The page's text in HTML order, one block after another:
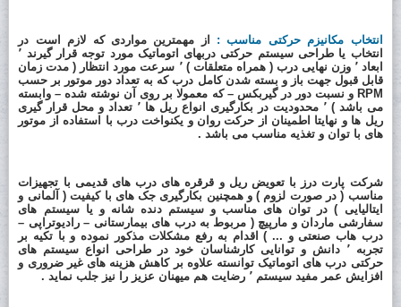
انتخاب مکانیزم حرکتی مناسب :
از مهمترین مواردی که لازم است در
انتخاب یا طراحی سیستم حرکتی دربهای اتوماتیک مورد توجه قرار گیرند ٬
ابعاد ٬ وزن نهایی درب ( همراه متعلقات ) ٬ سرعت مورد انتظار ( مدت زمان
قابل قبول جهت باز و بسته شدن کامل درب که به تعداد دور موتور بر حسب
RPM و نسبت دور در گیربکس – که معمولا بر روی آن نوشته شده – وابسته
می باشد ) ٬ محدودیت در بکارگیری انواع ریل ها ٬ تعداد و محل قرار گیری
ریل ها و نهایتا اطمینان از حرکت روان و یکنواخت درب با استفاده از موتور
های با توان و تغذیه مناسب می باشد .
شرکت پارت درز با تعویض ریل و قرقره های درب های قدیمی با تجهیزات
مناسب ( در صورت لزوم ) و همچنین بکارگیری جک های با کیفیت ( آلمانی و
ایتالیایی ) در توان های مناسب و سیستم دنده شانه و یا سیستم های
سفارشی ماردان و مارپیچ ( مربوط به درب های بیمارستانی – رادیوتراپی –
درب هاب صنعتی و ... ) اقدام به رفع مشکلات مذکور نموده و با تکیه بر
تجربه ٬ دانش و توانایی کارشناسان خود در طراحی انواع سیستم های
حرکتی درب های اتوماتیک توانسته علاوه بر کاهش هزینه های غیر ضروری و
افزایش عمر مفید سیستم ٬ رضایت هم میهنان عزیز را نیز جلب نماید .